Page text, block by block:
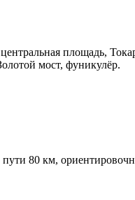
площадь,
мост, фуникулёр.
80 км,